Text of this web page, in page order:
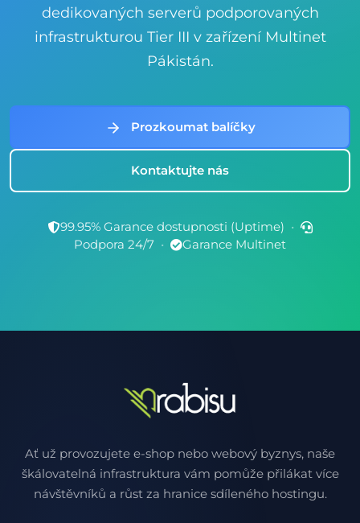
dedikovaných serverů podporovaných
infrastrukturou Tier III v zařízení Multinet
Pákistán.
Prozkoumat balíčky
Kontaktujte nás
99.95% Garance dostupnosti (Uptime) •
Podpora 24/7 • Garance Multinet
Ať už provozujete e-shop nebo webový byznys, naše
škálovatelná infrastruktura vám pomůže přilákat více
návštěvníků a růst za hranice sdíleného hostingu.